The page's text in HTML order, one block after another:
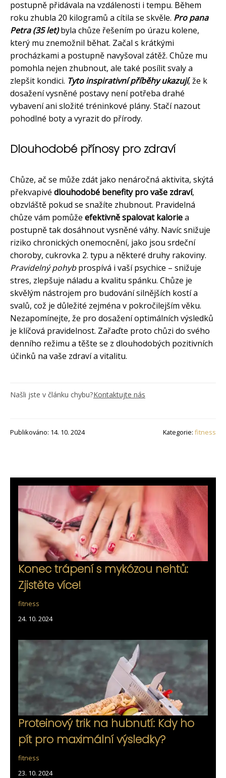
postupně přidávala na vzdálenosti i tempu. Během
roku zhubla 20 kilogramů a cítila se skvěle. Pro pana
Petra (35 let)byla chůze řešením po úrazu kolene,
který mu znemožnil běhat. Začal s krátkými
procházkami a postupně navyšoval zátěž. Chůze mu
pomohla nejen zhubnout, ale také posílit svaly a
zlepšit kondici. Tyto inspirativní příběhy ukazují, že k
dosažení vysněné postavy není potřeba drahé
vybavení ani složité tréninkové plány. Stačí nazout
pohodlné boty a vyrazit do přírody.
Dlouhodobé přínosy pro zdraví
Chůze, ač se může zdát jako nenáročná aktivita, skýtá
překvapivé dlouhodobé benefity pro vaše zdraví,
obzvláště pokud se snažíte zhubnout. Pravidelná
chůze vám pomůže efektivně spalovat kaloriea
postupně tak dosáhnout vysněné váhy. Navíc snižuje
riziko chronických onemocnění, jako jsou srdeční
choroby, cukrovka 2. typu a některé druhy rakoviny.
Pravidelný pohybprospívá i vaší psychice – snižuje
stres, zlepšuje náladu a kvalitu spánku. Chůze je
skvělým nástrojem pro budování silnějších kostí a
svalů, což je důležité zejména v pokročilejším věku.
Nezapomínejte, že pro dosažení optimálních výsledků
je klíčová pravidelnost. Zařaďte proto chůzi do svého
denního režimu a těšte se z dlouhodobých pozitivních
účinků na vaše zdraví a vitalitu.
Našli jste v článku chybu?Kontaktujte nás
Publikováno: 14. 10. 2024 Kategorie: fitness
Konec trápení s mykózou nehtů:
Zjistěte více!
fitness
24. 10. 2024
Proteinový trik na hubnutí: Kdy ho
pít pro maximální výsledky?
fitness
23. 10. 2024